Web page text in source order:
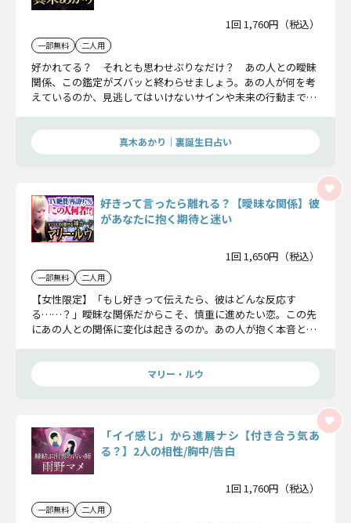
1回 1,760円（税込）
一部無料 二人用
好かれてる？ それとも思わせぶりなだけ？ あの人との曖昧
関係、この鑑定がズバッと終わらせましょう。あの人が何を考
えているのか、見逃してはいけないサインや未来の行動まで、
真木あかり｜裏誕生日占い
好きって言ったら離れる？【曖昧な関係】彼
があなたに抱く期待と迷い
1回 1,650円（税込）
一部無料 二人用
【女性限定】「もし好きって伝えたら、彼はどんな反応す
る……？」曖昧な関係だからこそ、慎重に進めたい恋。この先
にあの人との関係に変化は起きるのか。あの人が抱く本音と真
マリー・ルウ
「イイ感じ」から進展ナシ【付き合う気あ
る？】2人の相性/胸中/告白
1回 1,760円（税込）
一部無料 二人用